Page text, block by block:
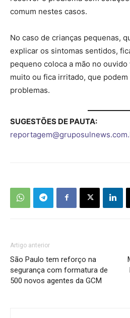
comum nestes casos.
No caso de crianças pequenas,
explicar os sintomas sentidos,
pequeno coloca a mão no
muito ou fica irritado, que
problemas.
SUGESTÕES DE PAUTA:
Artigo anterior
São Paulo tem reforço na
segurança com formatura de
500 novos agentes da GCM